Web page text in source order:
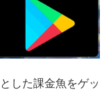
した課金魚をゲッ